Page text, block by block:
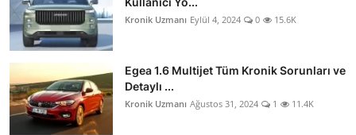
Kronik Uzmanı Eylül 4, 2024 0 15.6K
Egea 1.6 Multijet Tüm Kronik Sorunları ve
Detaylı ...
Kronik Uzmanı Ağustos 31, 2024 1 11.4K